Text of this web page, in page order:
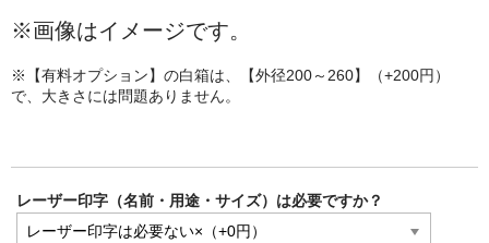
※画像はイメージです。
※【有料オプション】の白箱は、【外径200～260】（+200円）
で、大きさには問題ありません。
レーザー印字（名前・用途・サイズ）は必要ですか？